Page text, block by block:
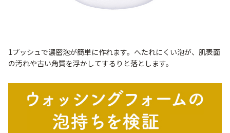
ブランド情報
ショッピングガイド
お電話でもご注文いただけます
1プッシュで濃密泡が簡単に作れます。へたれにくい泡が、肌表面
の汚れや古い角質を浮かしてするりと落とします。